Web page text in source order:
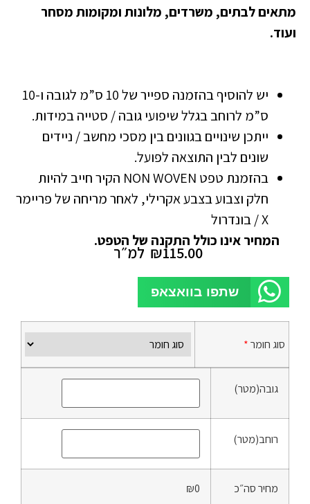
מתאים לבתים, משרדים, מלונות ומקומות מסחר
ועוד.
יש להוסיף בהזמנה ספייר של 10 ס”מ לגובה ו-10
ס”מ לרוחב בגלל שיפועי גובה / סטייה במידות.
ייתכן שינויים בגוונים בין מסכי מחשב / ניידים
שונים לבין התוצאה לפועל.
בהזמנת טפט NON WOVEN הקיר חייב להיות
חלק וצבוע בצבע אקרילי, לאחר מריחה של פריימר
X / בונדרול
המחיר אינו כולל התקנה של הטפט.
₪115.00 למ״ר
שתפו בוואצאפ
סוג חומר*
גובה(מטר)
רוחב(מטר)
מחיר סה״כ ₪0